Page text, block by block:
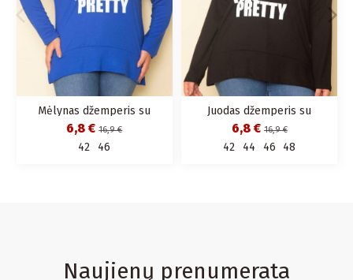
Mėlynas džemperis su
gobtuvu ir aplikacija
6,8 €16,9 €
42 46
Juodas džemperis su
gobtuvu ir aplikacija
6,8 € 16,9 €
42 44 46 48
Naujienų prenumerata